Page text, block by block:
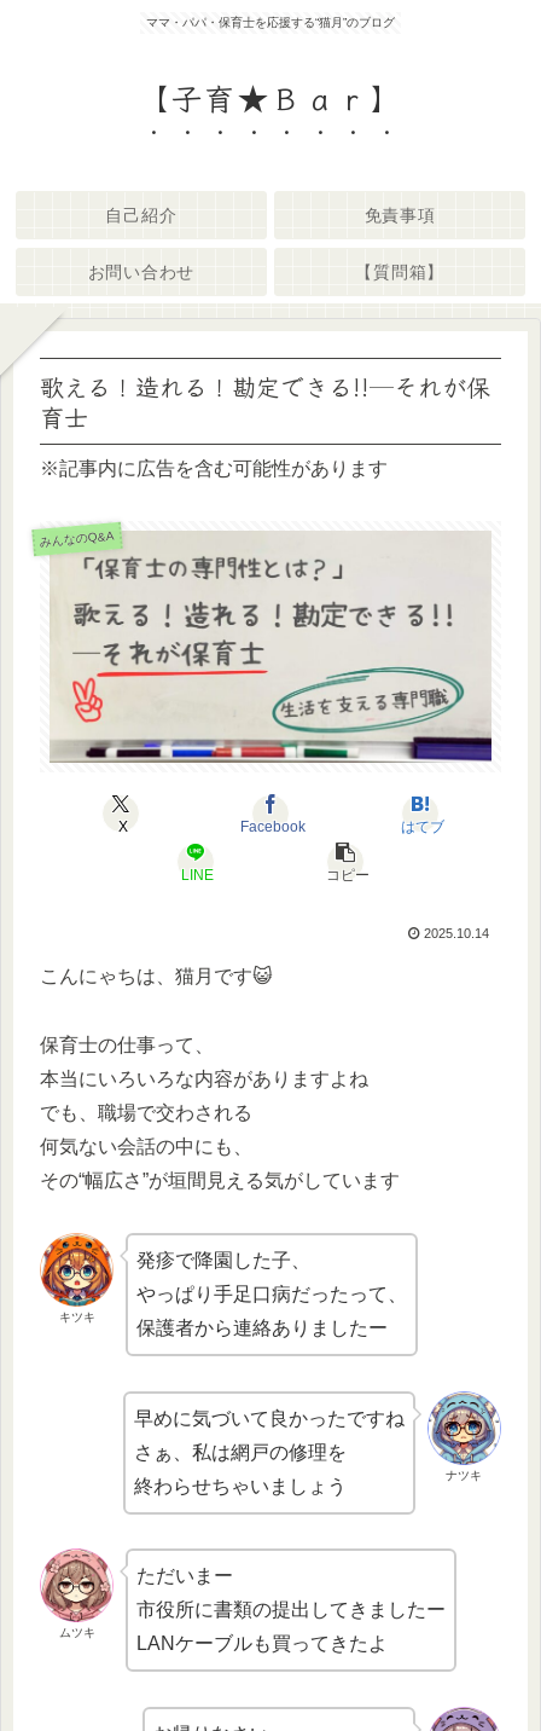
ママ・パパ・保育士を応援する“猫月”のブログ
【子育★Ｂａｒ】
自己紹介 免責事項
お問い合わせ 【質問箱】
歌える！造れる！勘定できる!!─それが保
育士
※記事内に広告を含む可能性があります
みんなのQ&A
X Facebook はてブ
LINE コピー
2025.10.14
こんにゃちは、猫月です😺
保育士の仕事って、
本当にいろいろな内容がありますよね
でも、職場で交わされる
何気ない会話の中にも、
その“幅広さ”が垣間見える気がしています
キツキ
発疹で降園した子、
やっぱり手足口病だったって、
保護者から連絡ありましたー
ナツキ
早めに気づいて良かったですね
さぁ、私は網戸の修理を
終わらせちゃいましょう
ムツキ
ただいまー
市役所に書類の提出してきましたー
LANケーブルも買ってきたよ